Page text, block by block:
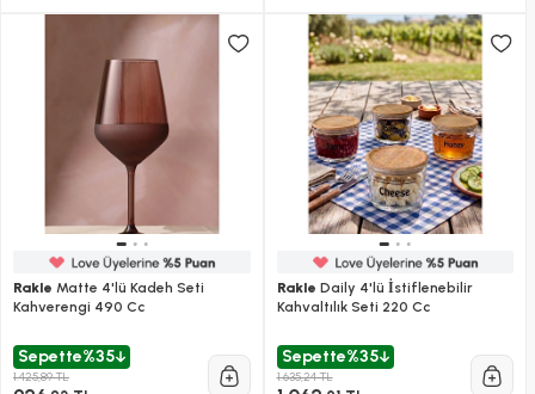
Rakle Matte 4'lü Kadeh Seti
Kahverengi 490 Cc
Sepette%35
1.425,89 TL
Rakle Daily 4'lü İstiflenebilir
Kahvaltılık Seti 220 Cc
Sepette%35
1.635,24 TL